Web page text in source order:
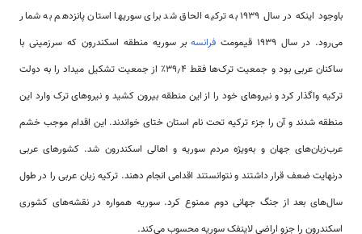
باوجود اینکه در سال ۱۹۳۹ به ترکیه الحاق شد برای سوریها استان پانزدهم به شمار
می‌رود. در سال ۱۹۳۹ قیمومت
فرانسهبر سوریه منطقه اسکندرون که سرزمینی با
ساکنان عربی بود و جمعیت ترک‌ها فقط ۳۹٫۴٪ از جمعیت تشکیل میداد را به دولت
ترکیه واگذار کرد و نیروهای خود را از این منطقه بیرون کشید و نیروهای ترک وارد این
منطقه شدند و آن را جزء ترکیه تحت نام استان ختای خواندند. این اقدام موجب خشم
عرب‌زبان‌های جهان و به‌ویژه مردم سوریه و اهالی اسکندرون شد. کشورهای عربی
درنهایت ضعف قرار داشتند و نتوانستند اقدامی انجام دهند. ترکیه زبان عربی را در طول
سال‌های بعد از جنگ جهانی دوم ممنوع کرد. سوریه همواره در نقشه‌های کشوری
اسکندرون را جزو اراضی لاینفک سوریه محسوب می‌کند.